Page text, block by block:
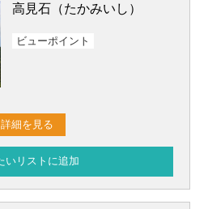
高見石（たかみいし）
ビューポイント
詳細を見る